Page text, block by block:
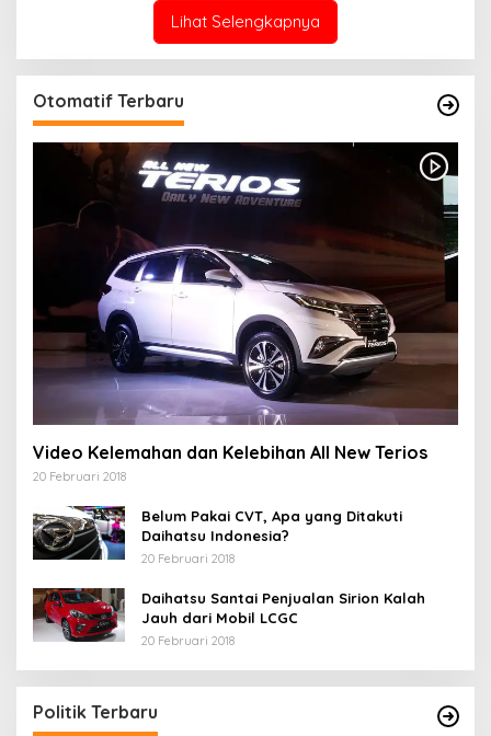
Lihat Selengkapnya
Otomatif Terbaru
Video Kelemahan dan Kelebihan All New Terios
20 Februari 2018
Belum Pakai CVT, Apa yang Ditakuti
Daihatsu Indonesia?
20 Februari 2018
Daihatsu Santai Penjualan Sirion Kalah
Jauh dari Mobil LCGC
20 Februari 2018
Politik Terbaru